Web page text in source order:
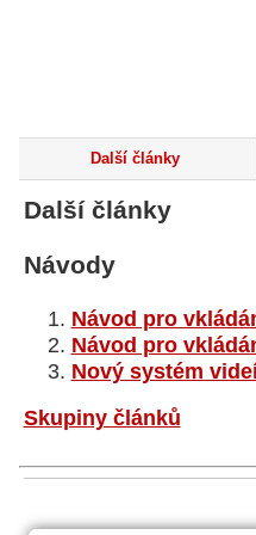
Další články
Další články
Návody
Návod pro
Návod pro
Nový systém
Skupiny článků